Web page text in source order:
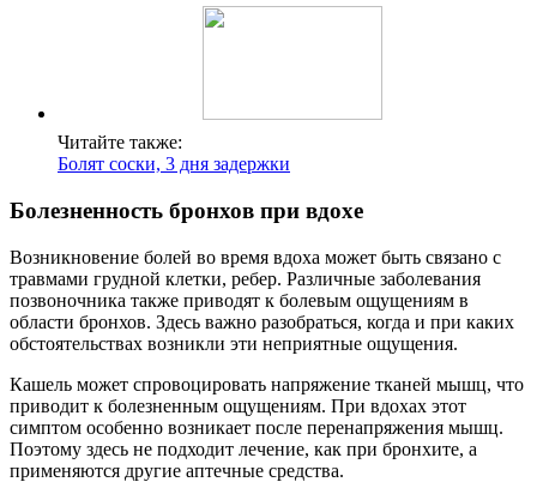
Читайте также:
Болят соски, 3 дня задержки
Болезненность бронхов при вдохе
Возникновение болей во время вдоха может быть связано с
травмами грудной клетки, ребер. Различные заболевания
позвоночника также приводят к болевым ощущениям в
области бронхов. Здесь важно разобраться, когда и при каких
обстоятельствах возникли эти неприятные ощущения.
Кашель может спровоцировать напряжение тканей мышц, что
приводит к болезненным ощущениям. При вдохах этот
симптом особенно возникает после перенапряжения мышц.
Поэтому здесь не подходит лечение, как при бронхите, а
применяются другие аптечные средства.